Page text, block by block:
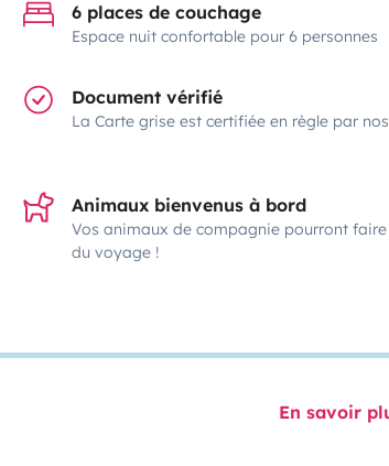
6 places de couchage
Espace nuit confortable pour 6 personnes
Document vérifié
La Carte grise est certifiée en règle par
Animaux bienvenus à bord
Vos animaux de compagnie pourront
du voyage !
En savoir